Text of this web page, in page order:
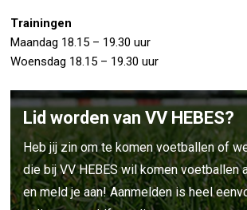
Trainingen
Maandag 18.15 – 19.30 uur
Woensdag 18.15 – 19.30 uur
Lid worden van VV HEBES?
Heb jij zin om te komen voetballen of
die bij VV HEBES wil komen voetballen
en meld je aan! Aanmelden is heel